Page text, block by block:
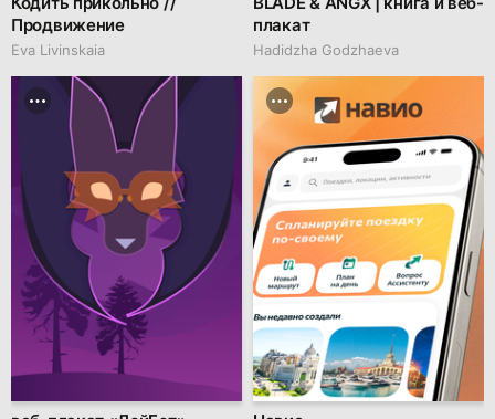
Продвижение
Eva Livinskaia
плакат
Hadidzha Godzhaeva